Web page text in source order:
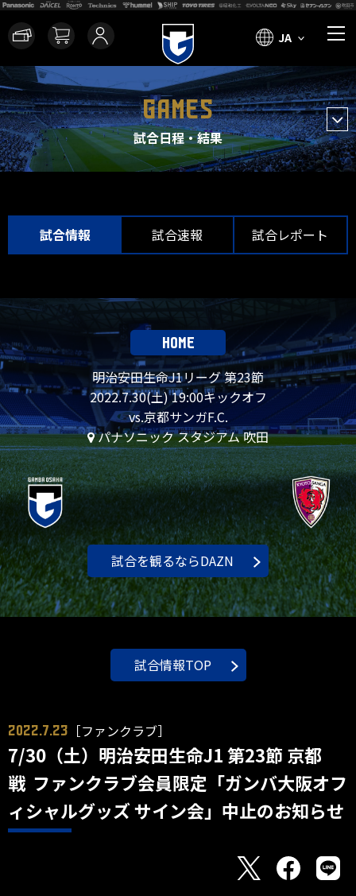
JA
GAMES
試合日程・結果
試合情報 試合速報 試合レポート
HOME
明治安田生命J1リーグ 第23節
2022.7.30(土) 19:00キックオフ
vs.京都サンガF.C.
パナソニック スタジアム 吹田
試合を観るならDAZN
試合情報TOP
2022.7.23 ［ファンクラブ］
7/30（土）明治安田生命J1 第23節 京都
戦 ファンクラブ会員限定「ガンバ大阪オフ
ィシャルグッズ サイン会」中止のお知らせ